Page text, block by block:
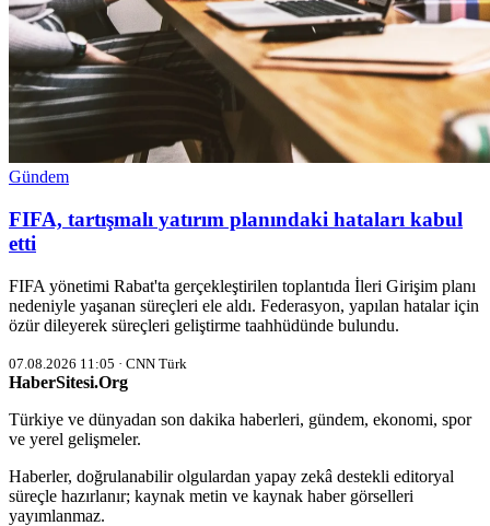
Gündem
FIFA, tartışmalı yatırım planındaki hataları kabul
etti
FIFA yönetimi Rabat'ta gerçekleştirilen toplantıda İleri Girişim planı
nedeniyle yaşanan süreçleri ele aldı. Federasyon, yapılan hatalar için
özür dileyerek süreçleri geliştirme taahhüdünde bulundu.
07.08.2026 11:05 · CNN Türk
HaberSitesi.Org
Türkiye ve dünyadan son dakika haberleri, gündem, ekonomi, spor
ve yerel gelişmeler.
Haberler, doğrulanabilir olgulardan yapay zekâ destekli editoryal
süreçle hazırlanır; kaynak metin ve kaynak haber görselleri
yayımlanmaz.